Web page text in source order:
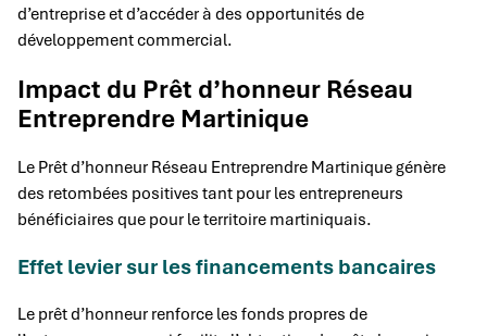
d’entreprise et d’accéder à des opportunités de
développement commercial.
Impact du Prêt d’honneur Réseau
Entreprendre Martinique
Le Prêt d’honneur Réseau Entreprendre Martinique génère
des retombées positives tant pour les entrepreneurs
bénéficiaires que pour le territoire martiniquais.
Effet levier sur les financements bancaires
Le prêt d’honneur renforce les fonds propres de